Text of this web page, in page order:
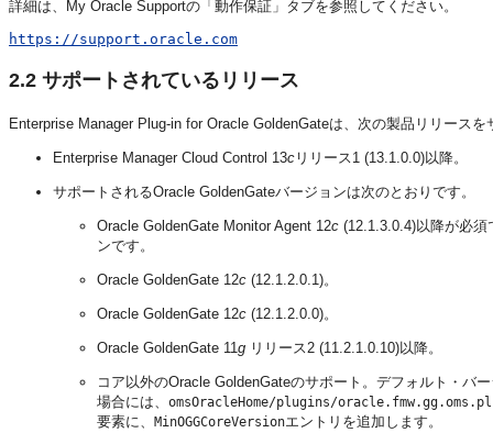
詳細は、My Oracle Supportの「動作保証」タブを参照してください。
https://support.oracle.com
2.2 サポートされているリリース
Enterprise Manager Plug-in for Oracle GoldenGateは、次の製品リリースを
Enterprise Manager Cloud Control 13c リリース1 (13.1.0.0)以降。
サポートされるOracle GoldenGateバージョンは次のとおりです。
Oracle GoldenGate Monitor Agent 12c (12.1.3.0.4)以降が必
ンです。
Oracle GoldenGate 12c (12.1.2.0.1)。
Oracle GoldenGate 12c (12.1.2.0.0)。
Oracle GoldenGate 11g リリース2 (11.2.1.0.10)以降。
コア以外のOracle GoldenGateのサポート。デフォルト・バ
場合には、 omsOracleHome/plugins/
要素に、 MinOGGCoreVersionエントリを追加します。